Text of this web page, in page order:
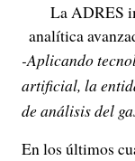
La ADRES
analítica
-Aplicando
artificial, la
de análisis del
En los últimos